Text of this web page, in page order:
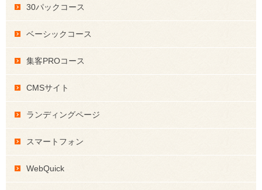
30パックコース
ベーシックコース
集客PROコース
CMSサイト
ランディングページ
スマートフォン
WebQuick